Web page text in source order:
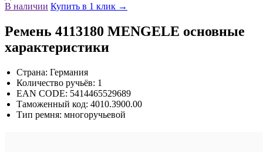
В наличии Купить в 1 клик →
Ремень 4113180 MENGELE основные
характеристики
Страна: Германия
Количество ручьёв: 1
EAN CODE: 5414465529689
Таможенный код: 4010.3900.00
Тип ремня: многоручьевой